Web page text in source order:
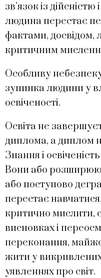
зв’язок із
людина перестає
фактами, досвідом,
критичним
Особливу
зупинка людини у
освіченості.
Освіта не
диплома, а диплом
Знання і
Вони або
або поступово
перестає
критично мислити,
висновках і
переконання,
жити у
уявленнях про світ.